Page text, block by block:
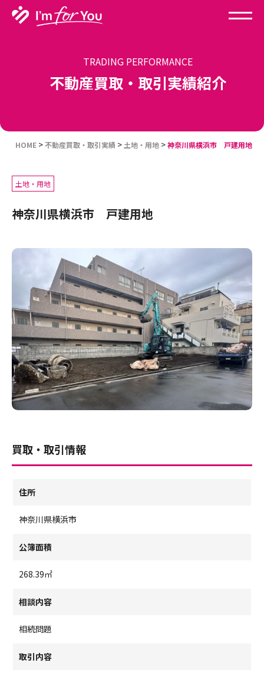
TRADING PERFORMANCE
不動産買取・取引実績紹介
HOME >不動産買取・取引実績 > 土地・用地 >神奈川県横浜市 戸建用地
土地・用地
神奈川県横浜市 戸建用地
買取・取引情報
住所
神奈川県横浜市
公簿面積
268.39㎡
相談内容
相続問題
取引内容